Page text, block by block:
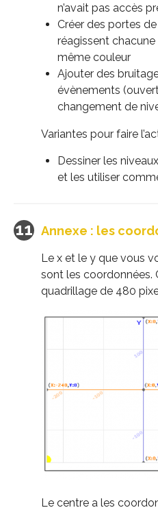
n’avait pas accès
Créer des portes
réagissent
même couleur
Ajouter des
évènements
changement de
Variantes pour faire
Dessiner les
et les utiliser
Annexe : les
Le x et le y que vous
sont les coordonnées.
quadrillage de 480
Le centre a les